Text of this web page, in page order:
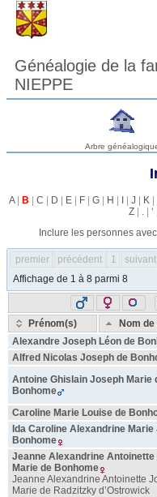
Généalogie de la
NIEPPE
Arbre
A| B | C | D | E | F | G | H | I | J | K |
Z | . | ‘
Inclure les personnes
premier précédent 1 suivant
Affichage de 1 à 8 parmi 8
Prénom(s)
Nom
Alexandre Joseph Léon de
Alfred Nicolas Joseph de
Antoine Ghislain Joseph Marie
Bonhome
Caroline Marie Louise de
Ida Caroline Alexandrine Marie
Bonhome
Jeanne Alexandrine Antoinette
Marie de Bonhome
Jeanne Alexandrine Antoinette
Marie de Radzitzky d’Ostrowick